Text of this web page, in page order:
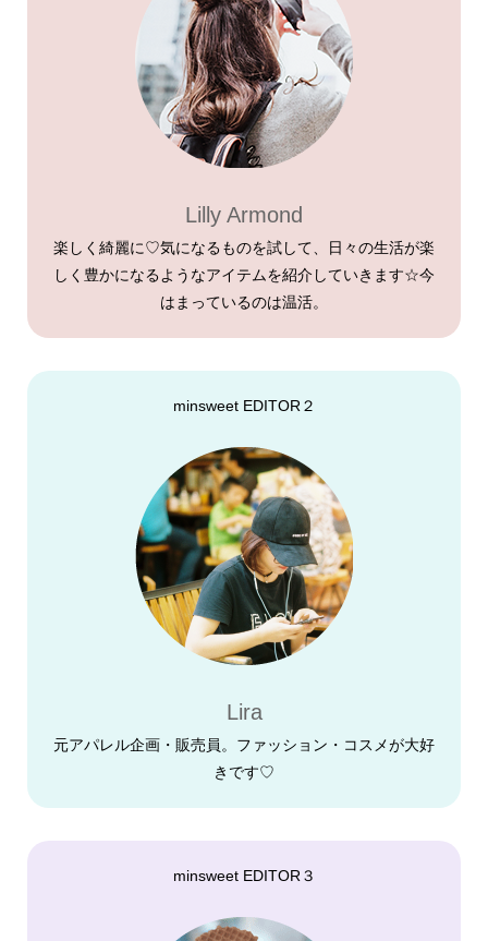
Lilly Armond
楽しく綺麗に♡気になるものを試して、日々の生活が楽
しく豊かになるようなアイテムを紹介していきます☆今
はまっているのは温活。
minsweet EDITOR２
Lira
元アパレル企画・販売員。ファッション・コスメが大好
きです♡
minsweet EDITOR３